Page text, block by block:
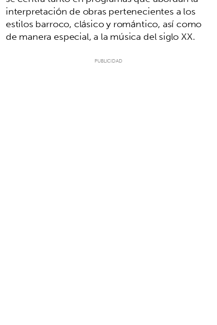
interpretación de obras pertenecientes a los
estilos barroco, clásico y romántico, así como
de manera especial, a la música del siglo XX.